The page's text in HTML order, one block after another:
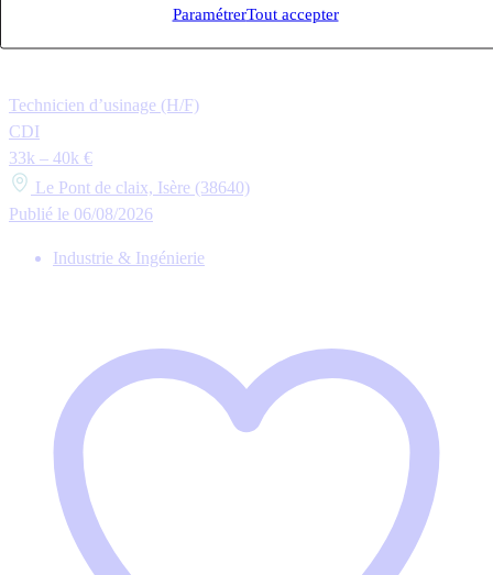
ParamétrerTout accepter
Technicien d’usinage (H/F)
CDI
33k – 40k €
Le Pont de claix, Isère (38640)
Publié le 06/08/2026
Industrie & Ingénierie